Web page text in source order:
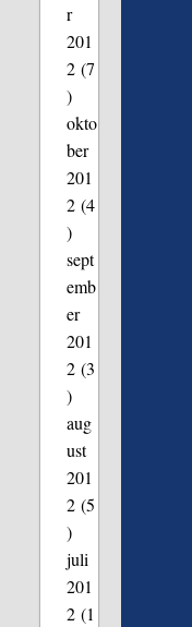
r
201
2(7
)
okto
ber
201
2(4
)
sept
emb
er
201
2(3
)
aug
ust
201
2(5
)
juli
201
2(1